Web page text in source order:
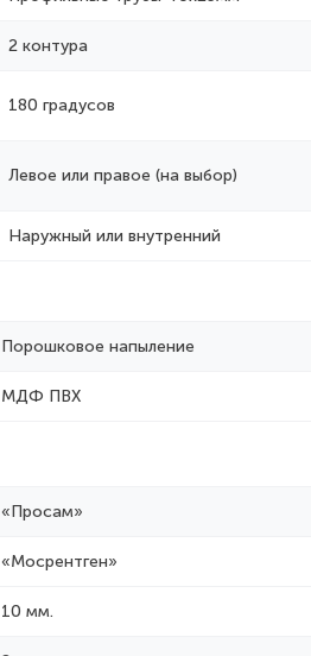
2 контура
180 градусов
Левое или правое (на выбор)
Наружный или внутренний
Порошковое напыление
МДФ ПВХ
«Просам»
«Мосрентген»
10 мм.